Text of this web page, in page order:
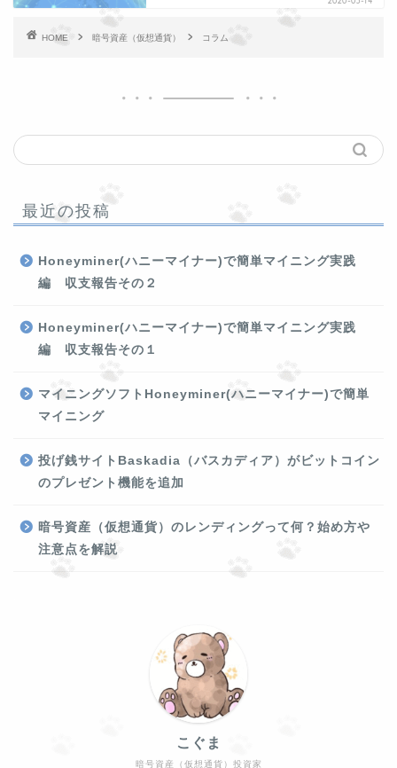
HOME 暗号資産（仮想通貨） コラム
最近の投稿
Honeyminer(ハニーマイナー)で簡単マイニング実践
編 収支報告その２
Honeyminer(ハニーマイナー)で簡単マイニング実践
編 収支報告その１
マイニングソフトHoneyminer(ハニーマイナー)で簡単
マイニング
投げ銭サイトBaskadia（バスカディア）がビットコイン
のプレゼント機能を追加
暗号資産（仮想通貨）のレンディングって何？始め方や
注意点を解説
暗号資産（仮想通貨）投資家
こぐま